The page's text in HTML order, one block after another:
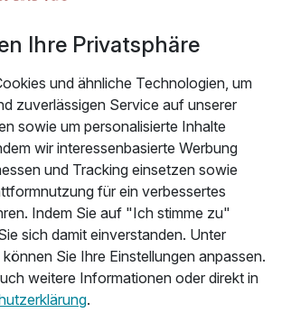
Ihre Privatsphäre
und ähnliche Technologien, um
zuverlässigen Service auf unserer
sowie um personalisierte Inhalte
wir interessenbasierte Werbung
und Tracking einsetzen sowie
für ein verbessertes
Indem Sie auf "Ich stimme zu"
sich damit einverstanden. Unter
können Sie Ihre Einstellungen anpassen.
weitere Informationen oder direkt in
.